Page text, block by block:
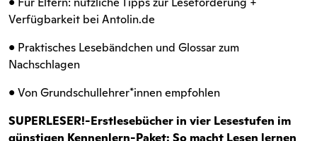
Verfügbarkeit bei Antolin.de
• Praktisches Lesebändchen und Glossar zum
Nachschlagen
• Von Grundschullehrer*innen empfohlen
SUPERLESER!-Erstlesebücher in vier Lesestufen im
günstigen Kennenlern-Paket: So macht Lesen lernen